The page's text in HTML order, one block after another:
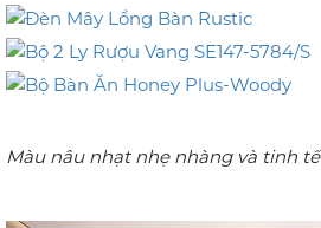
Màu nâu nhạt nhẹ nhàng và tinh tế